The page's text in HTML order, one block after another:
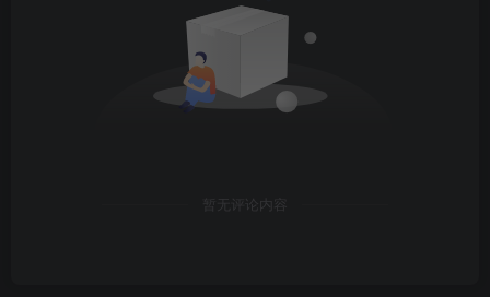
暂无评论内容